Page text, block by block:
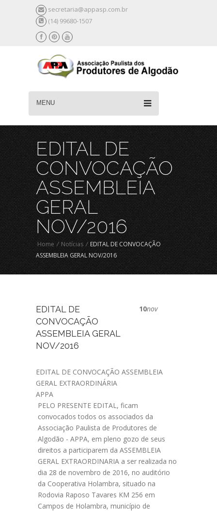
secretaria@appasp.com.br
(14) 99680-1507
MENU
EDITAL DE
CONVOCAÇÃO
ASSEMBLEIA
GERAL
NOV/2016
Home / Notícias /EDITAL DE CONVOCAÇÃO
ASSEMBLEIA GERAL NOV/2016
10nov
EDITAL DE
CONVOCAÇÃO
ASSEMBLEIA GERAL
NOV/2016
EDITAL DE CONVOCAÇÃO ASSEMBLEIA
GERAL EXTRAORDINÁRIA
APPA
PELO PRESENTE EDITAL, ficam
convocados todos os associados da
Associação Paulista de Produtores de
Algodão - APPA, em pleno gozo de seus
direitos a participarem da ASSEMBLEIA
GERAL EXTRAORDINARIA a ser realizada no
dia 28 de novembro de 2016, no auditório
da Cooperativa Holambra, situado na
Rodovia Raposo Tavares KM 256 em
Campos de Holambra, município de